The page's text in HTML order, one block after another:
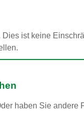
ist keine
haben Sie andere